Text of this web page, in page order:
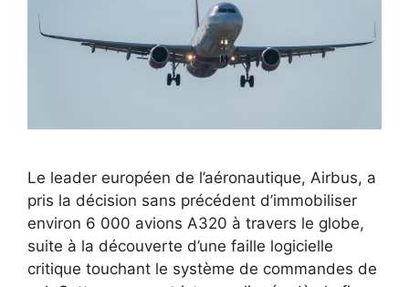
Le leader européen de l’aéronautique, Airbus, a
pris la décision sans précédent d’immobiliser
environ 6 000 avions A320 à travers le globe,
suite à la découverte d’une faille logicielle
critique touchant le système de commandes de